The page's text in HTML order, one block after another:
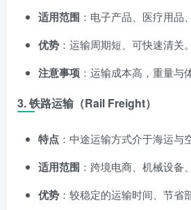
适用范围 ：电子产品、医疗用品
优势 ：运输周期短、可快速清关。
注意事项 ：运输成本高，重量与
3. 铁路运输（Rail Freight）
特点 ：中途运输方式介于海运与
适用范围 ：跨境电商、机械设备
优势 ：较稳定的运输时间、节省